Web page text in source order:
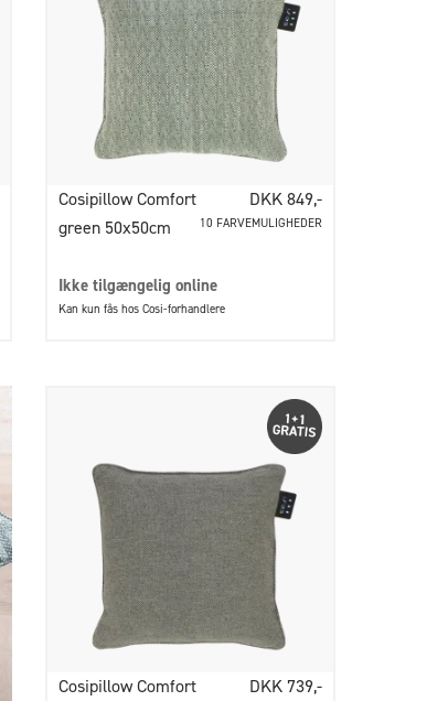
Cosipillow Comfort
green 50x50cm
DKK 849,-
10 FARVEMULIGHEDER
Ikke tilgængelig online
Kan kun fås hos Cosi-forhandlere
Cosipillow Comfort
DKK 739,-